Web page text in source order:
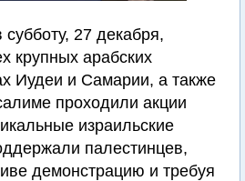
27 декабря,
крупных арабских
Иудеи и Самарии, а также
проходили акции
израильские
палестинцев,
демонстрацию и требуя